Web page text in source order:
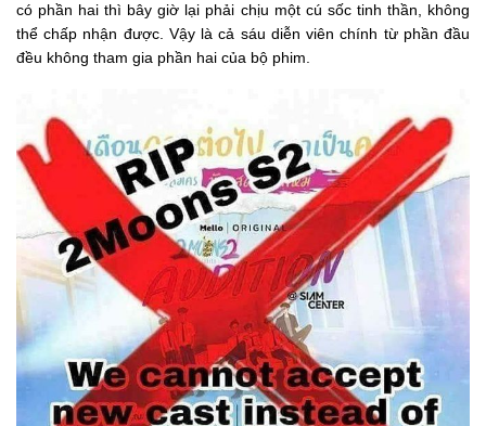
có phần hai thì bây giờ lại phải chịu một cú sốc tinh thần, không
thể chấp nhận được. Vậy là cả sáu diễn viên chính từ phần đầu
đều không tham gia phần hai của bộ phim.